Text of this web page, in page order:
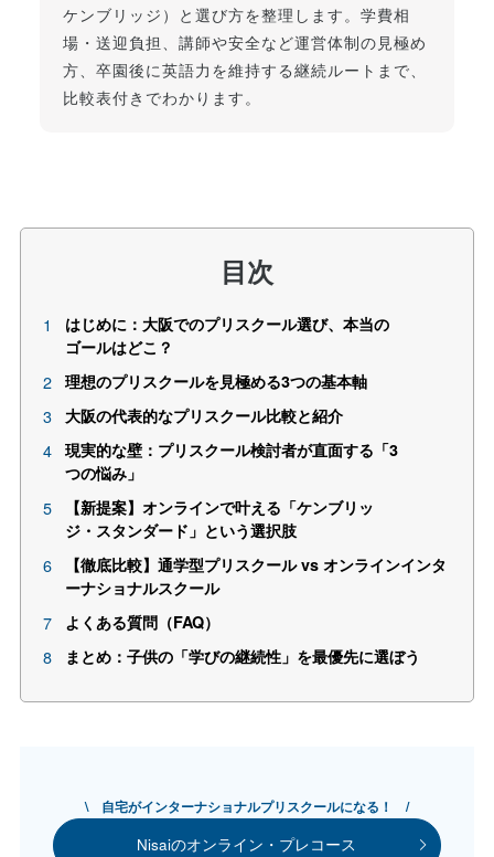
ケンブリッジ）と選び方を整理します。学費相
場・送迎負担、講師や安全など運営体制の見極め
方、卒園後に英語力を維持する継続ルートまで、
比較表付きでわかります。
目次
はじめに：大阪でのプリスクール選び、本当の
ゴールはどこ？
理想のプリスクールを見極める3つの基本軸
大阪の代表的なプリスクール比較と紹介
現実的な壁：プリスクール検討者が直面する「3
つの悩み」
【新提案】オンラインで叶える「ケンブリッ
ジ・スタンダード」という選択肢
【徹底比較】通学型プリスクール vs オンラインインタ
ーナショナルスクール
よくある質問（FAQ）
まとめ：子供の「学びの継続性」を最優先に選ぼう
\ 自宅がインターナショナルプリスクールになる！ /
Nisaiのオンライン・プレコース